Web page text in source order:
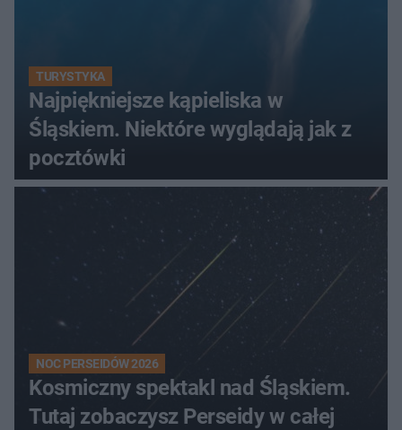
TURYSTYKA
Najpiękniejsze kąpieliska w
Śląskiem. Niektóre wyglądają jak z
pocztówki
NOC PERSEIDÓW 2026
Kosmiczny spektakl nad Śląskiem.
Tutaj zobaczysz Perseidy w całej